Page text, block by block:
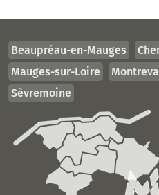
Beaupréau-en-Mauges
Mauges-sur-Loire
Sèvremoine